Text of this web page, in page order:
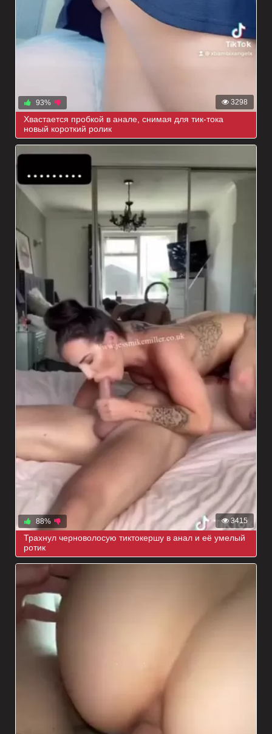
3298
93%
Хвастается пробкой в анале, снимая для тик-тока
новый короткий ролик
3415
88%
Трахнул черноволосую тиктокершу в анал и её умелый
ротик